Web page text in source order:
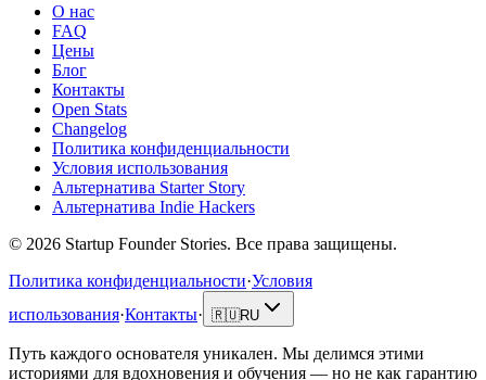
О нас
FAQ
Цены
Блог
Контакты
Open Stats
Changelog
Политика конфиденциальности
Условия использования
Альтернатива Starter Story
Альтернатива Indie Hackers
© 2026 Startup Founder Stories. Все права защищены.
Политика конфиденциальности·Условия
использования·Контакты· 🇷🇺RU
Путь каждого основателя уникален. Мы делимся этими
историями для вдохновения и обучения — но не как гарантию